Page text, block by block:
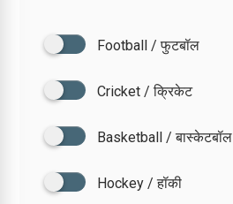
Football / फुटबॉल
Cricket / क्रिकेट
Basketball / बास्केटबॉल
Hockey / हॉकी